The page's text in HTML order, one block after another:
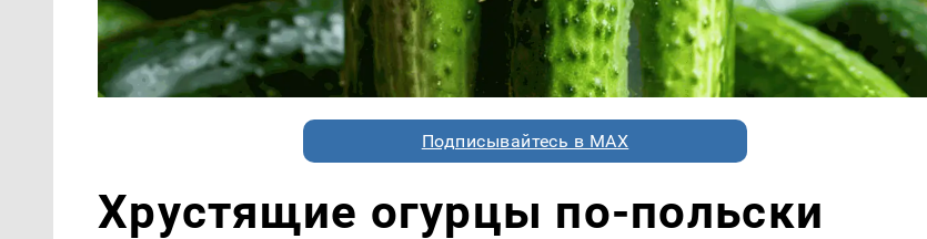
Подписывайтесь в MAX
Хрустящие огурцы по-польски